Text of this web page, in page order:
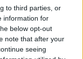
to third parties, or
information for
below opt-out
note that after your
seeing